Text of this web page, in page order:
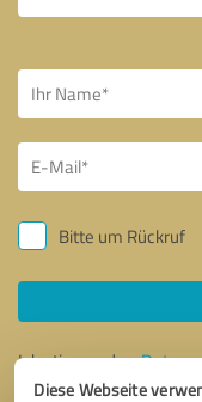
Diese Webseite
Bitte um Rückruf
Ich stimme den